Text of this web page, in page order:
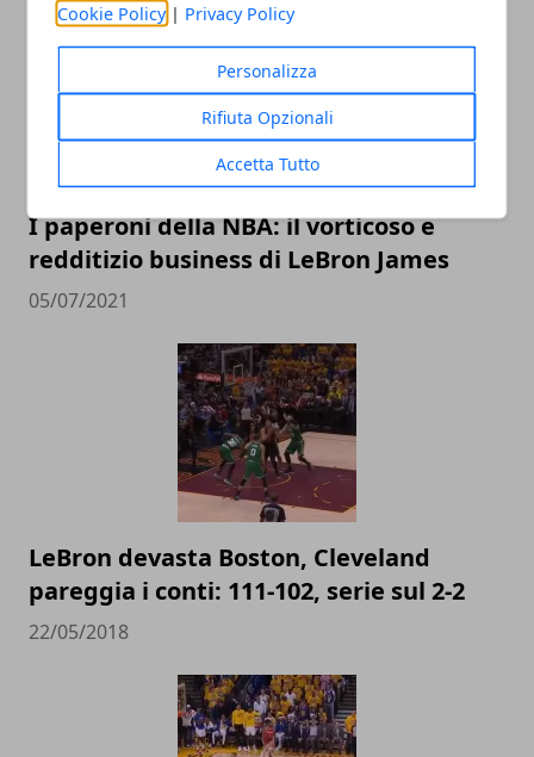
Cookie Policy | Privacy Policy
Personalizza
Rifiuta Opzionali
Accetta Tutto
I paperoni della NBA: il vorticoso e
redditizio business di LeBron James
05/07/2021
LeBron devasta Boston, Cleveland
pareggia i conti: 111-102, serie sul 2-2
22/05/2018